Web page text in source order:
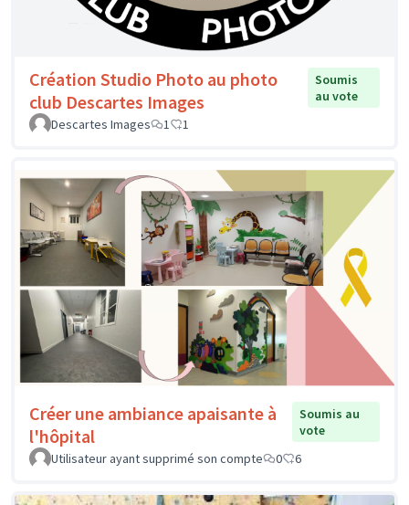
Création Studio Photo au photo
club Descartes Images
Soumis
au vote
Descartes Images
1 1
Créer une ambiance apaisante à
l'hôpital
Soumis au
vote
Utilisateur ayant supprimé son compte
0 6